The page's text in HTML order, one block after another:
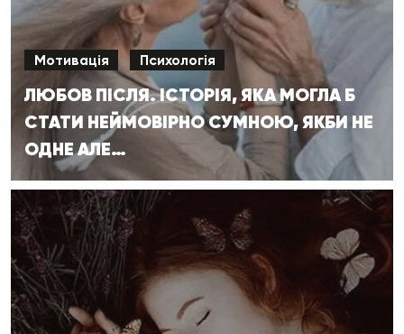
Мотивація Психологія
ЛЮБОВ ПІСЛЯ. ІСТОРІЯ, ЯКА МОГЛА Б
СТАТИ НЕЙМОВІРНО СУМНОЮ, ЯКБИ НЕ
ОДНЕ АЛЕ…